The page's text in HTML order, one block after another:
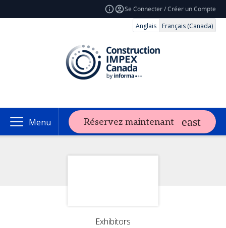
Se Connecter / Créer un Compte
Anglais
Français (Canada)
Menu Réservez maintenant
Exhibitors